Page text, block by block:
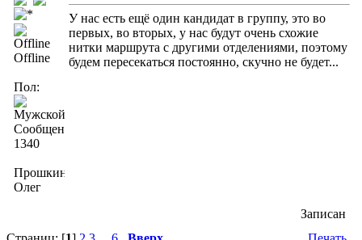
Offline
Пол:
Сообщений:
1340
Прошкин
Олег
У нас есть ещё один кандидат в группу, это во
первых, во вторых, у нас будут очень схожие
нитки маршрута с другими отделениями, поэтому
будем пересекаться постоянно, скучно не будет...
Записан